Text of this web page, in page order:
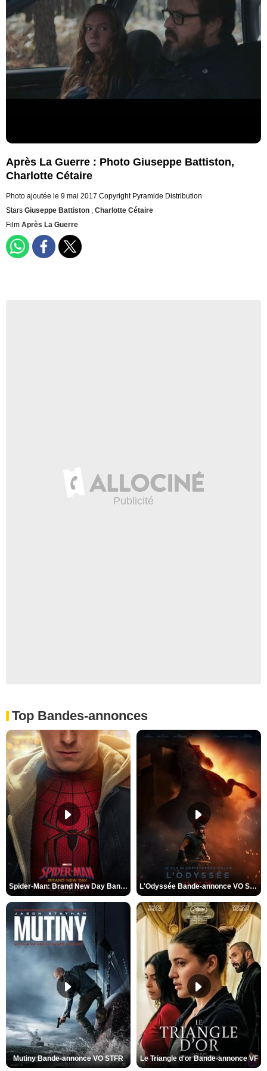
Après La Guerre : Photo Giuseppe Battiston,
Charlotte Cétaire
Photo ajoutée le 9 mai 2017 Copyright Pyramide Distribution
Stars Giuseppe Battiston , Charlotte Cétaire
Film Après La Guerre
Top Bandes-annonces
Spider-Man: Brand New Day Bande-annonce VO STFR L'Odyssée Bande-annonce VO STFR
Mutiny Bande-annonce VO STFR Le Triangle d'or Bande-annonce VF